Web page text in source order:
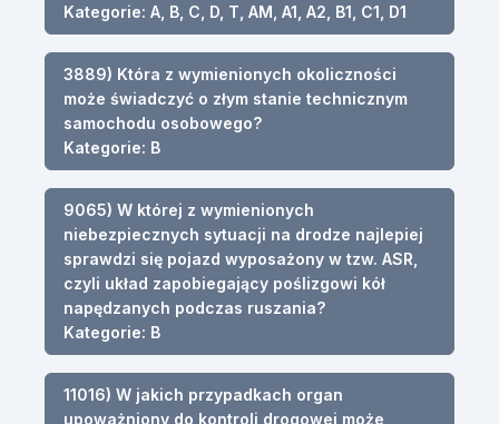
Kategorie: A, B, C, D, T, AM, A1, A2, B1, C1, D1
3889) Która z wymienionych okoliczności
może świadczyć o złym stanie technicznym
samochodu osobowego?
Kategorie: B
9065) W której z wymienionych
niebezpiecznych sytuacji na drodze najlepiej
sprawdzi się pojazd wyposażony w tzw. ASR,
czyli układ zapobiegający poślizgowi kół
napędzanych podczas ruszania?
Kategorie: B
11016) W jakich przypadkach organ
upoważniony do kontroli drogowej może